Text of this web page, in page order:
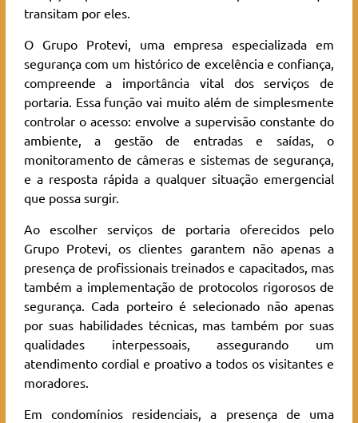
transitam por eles.
O Grupo Protevi, uma empresa especializada em
segurança com um histórico de excelência e confiança,
compreende a importância vital dos serviços de
portaria. Essa função vai muito além de simplesmente
controlar o acesso: envolve a supervisão constante do
ambiente, a gestão de entradas e saídas, o
monitoramento de câmeras e sistemas de segurança,
e a resposta rápida a qualquer situação emergencial
que possa surgir.
Ao escolher serviços de portaria oferecidos pelo
Grupo Protevi, os clientes garantem não apenas a
presença de profissionais treinados e capacitados, mas
também a implementação de protocolos rigorosos de
segurança. Cada porteiro é selecionado não apenas
por suas habilidades técnicas, mas também por suas
qualidades interpessoais, assegurando um
atendimento cordial e proativo a todos os visitantes e
moradores.
Em condomínios residenciais, a presença de uma